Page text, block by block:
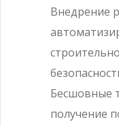
Внедрение
Бесшовные
получение